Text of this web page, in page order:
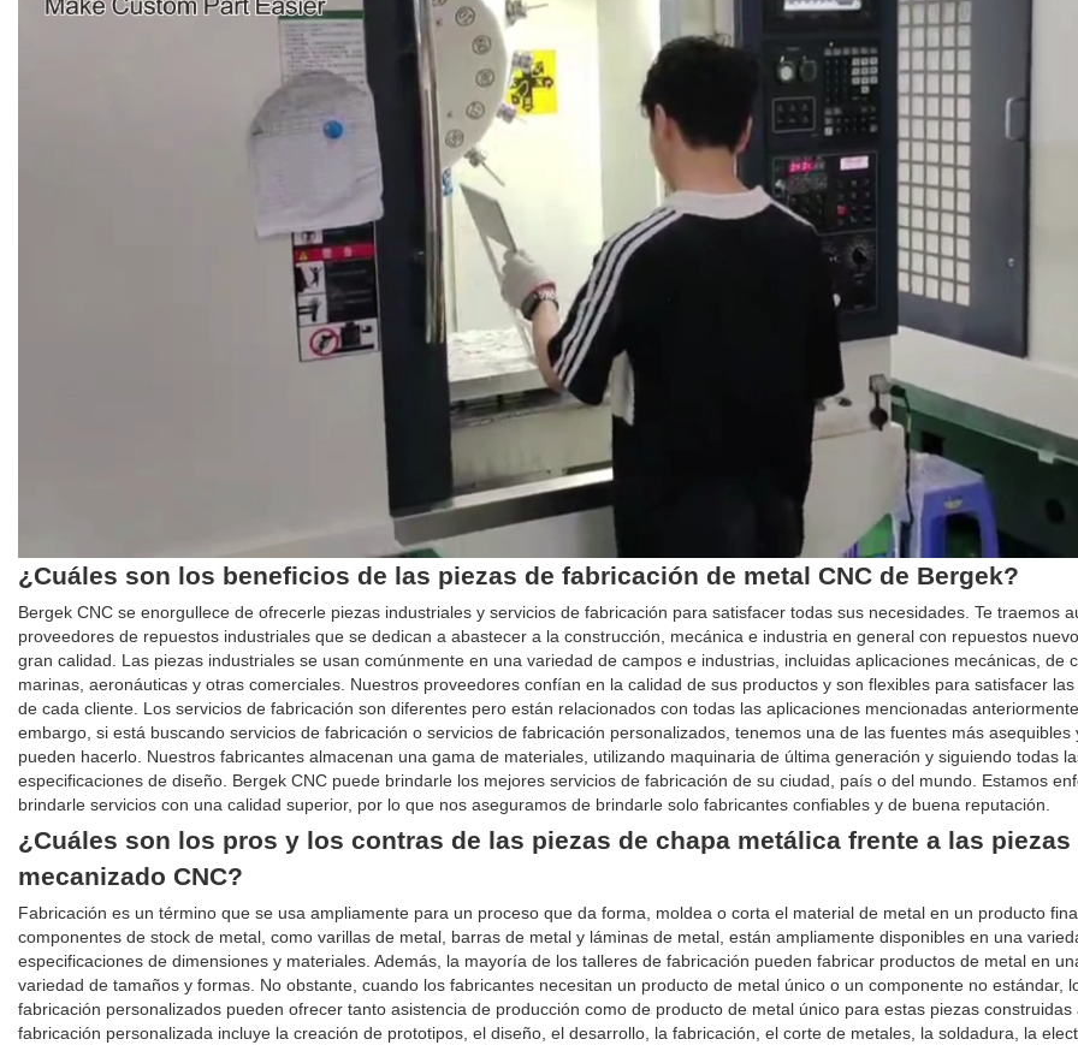
¿Cuáles son los beneficios de las piezas de fabricación de metal CNC de Bergek?
Bergek CNC se enorgullece de ofrecerle piezas industriales y servicios de fabricación para satisfacer todas sus necesidades. Te traemos
proveedores de repuestos industriales que se dedican a abastecer a la construcción, mecánica e industria en general con repuestos
gran calidad. Las piezas industriales se usan comúnmente en una variedad de campos e industrias, incluidas aplicaciones mecánicas, de
marinas, aeronáuticas y otras comerciales. Nuestros proveedores confían en la calidad de sus productos y son flexibles para satisfacer
de cada cliente. Los servicios de fabricación son diferentes pero están relacionados con todas las aplicaciones mencionadas
embargo, si está buscando servicios de fabricación o servicios de fabricación personalizados, tenemos una de las fuentes más asequibles
pueden hacerlo. Nuestros fabricantes almacenan una gama de materiales, utilizando maquinaria de última generación y siguiendo todas
especificaciones de diseño. Bergek CNC puede brindarle los mejores servicios de fabricación de su ciudad, país o del mundo. Estamos
brindarle servicios con una calidad superior, por lo que nos aseguramos de brindarle solo fabricantes confiables y de buena reputación.
¿Cuáles son los pros y los contras de las piezas de chapa metálica frente a las piezas
mecanizado CNC?
Fabricación es un término que se usa ampliamente para un proceso que da forma, moldea o corta el material de metal en un producto
componentes de stock de metal, como varillas de metal, barras de metal y láminas de metal, están ampliamente disponibles en una
especificaciones de dimensiones y materiales. Además, la mayoría de los talleres de fabricación pueden fabricar productos de metal en
variedad de tamaños y formas. No obstante, cuando los fabricantes necesitan un producto de metal único o un componente no estándar,
fabricación personalizados pueden ofrecer tanto asistencia de producción como de producto de metal único para estas piezas construidas
fabricación personalizada incluye la creación de prototipos, el diseño, el desarrollo, la fabricación, el corte de metales, la soldadura, la